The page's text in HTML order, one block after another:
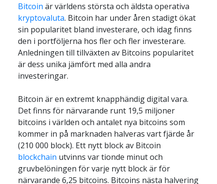
Bitcoin
kryptovaluta. Bitcoin har under åren stadigt ökat
sin popularitet bland investerare, och idag finns
den i portföljerna hos fler och fler investerare.
Anledningen till tillväxten av Bitcoins popularitet
är dess unika jämfört med alla andra
investeringar.
Bitcoin är en extremt knapphändig digital vara.
Det finns för närvarande runt 19,5 miljoner
bitcoins i världen och antalet nya bitcoins som
kommer in på marknaden halveras vart fjärde år
blockchain utvinns var tionde minut och
gruvbelöningen för varje nytt block är för
närvarande 6,25 bitcoins. Bitcoins nästa halvering